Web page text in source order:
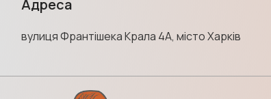
Адреса
вулиця Франтішека Крала 4А, місто Харків